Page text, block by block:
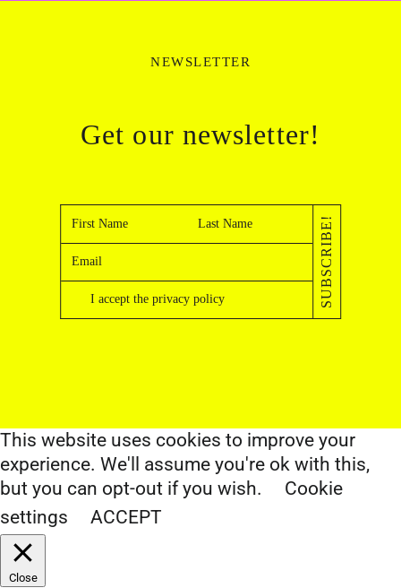
NEWSLETTER
Get our newsletter!
I accept theprivacy policy SUBSCRIBE!
This website uses cookies to improve your
experience. We'll assume you're ok with this,
but you can opt-out if you wish.
Cookie
settings
ACCEPT
Close